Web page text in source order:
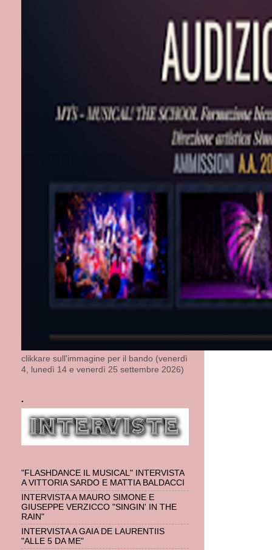
Christoph
irrequieto)
Antonella
Marco
Durs
Epilogo video
Teatro
22- 24
Piazza
Ingresso
Etichette:
Nessun
Posta un
clikkare sull'immagine per il bando (venerdì
4, lunedì 14 e venerdì 25 settembre 2026)
.
"FLASHDANCE IL MUSICAL" INTERVISTA
A VITTORIA SARDO E MATTIA BALDACCI
INTERVISTA A MAURO SIMONE E
GIUSEPPE VERZICCO "SINGIN' IN THE
RAIN"
INTERVISTA A GAIA DE LAURENTIIS
"ALLE 5 DA ME"